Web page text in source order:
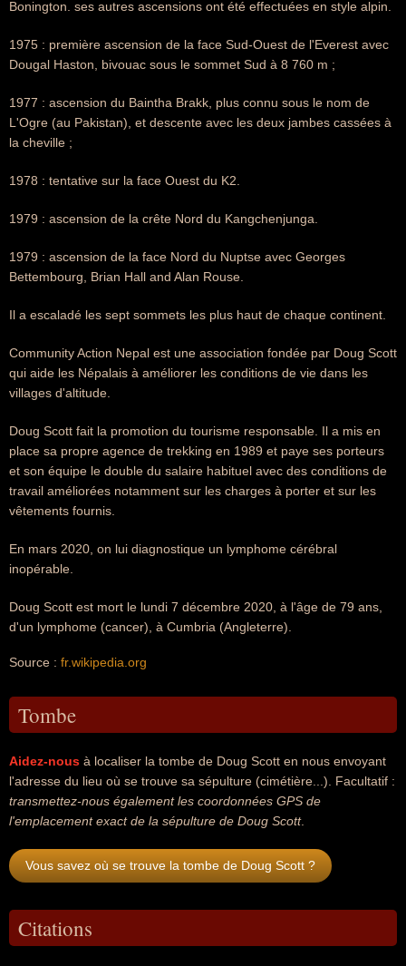
Bonington. ses autres ascensions ont été effectuées en style alpin.
1975 : première ascension de la face Sud-Ouest de l'Everest avec
Dougal Haston, bivouac sous le sommet Sud à 8 760 m ;
1977 : ascension du Baintha Brakk, plus connu sous le nom de
L'Ogre (au Pakistan), et descente avec les deux jambes cassées à
la cheville ;
1978 : tentative sur la face Ouest du K2.
1979 : ascension de la crête Nord du Kangchenjunga.
1979 : ascension de la face Nord du Nuptse avec Georges
Bettembourg, Brian Hall and Alan Rouse.
Il a escaladé les sept sommets les plus haut de chaque continent.
Community Action Nepal est une association fondée par Doug Scott
qui aide les Népalais à améliorer les conditions de vie dans les
villages d'altitude.
Doug Scott fait la promotion du tourisme responsable. Il a mis en
place sa propre agence de trekking en 1989 et paye ses porteurs
et son équipe le double du salaire habituel avec des conditions de
travail améliorées notamment sur les charges à porter et sur les
vêtements fournis.
En mars 2020, on lui diagnostique un lymphome cérébral
inopérable.
Doug Scott est mort le lundi 7 décembre 2020, à l'âge de 79 ans,
d'un lymphome (cancer), à Cumbria (Angleterre).
Source : fr.wikipedia.org
Tombe
Aidez-nous à localiser la tombe de Doug Scott en nous envoyant
l'adresse du lieu où se trouve sa sépulture (cimétière...). Facultatif :
transmettez-nous également les coordonnées GPS de
l'emplacement exact de la sépulture de Doug Scott.
Vous savez où se trouve la tombe de Doug Scott ?
Citations